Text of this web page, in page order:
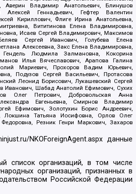
Аверин Владимир Анатольевич, Блинушов
Геннадьевич, Гефтер Валентин
Кириллович, Флиге Ирина Анатольевна,
Вититинова Елена Владимировна,
Исаев Сергей Владимирович, Максимов
Сергей Иванович, Голубева Елена
Алексеевна, Закс Елена Владимировна,
Людмила Залмановна, Кокорина
Илья Вячеславович, Арапова Галина
Мариевич, Прохоров Вадим Юрьевич,
Подузов Сергей Васильевич, Протасова
Леонид Борисович, Лукашевский Сергей
Иванович, Шабад Анатолий Ефимович, Сухих
Олег Петрович, Добровольская Анна
Евгеньевна, Смирнов Владимир
Ефимович, Золотухин Борис Андреевич,
Локшина Татьяна Иосифовна, Орлов Олег
Резник Генри Маркович, Захаров
NKOForeignAgent.aspxданные
список организаций, в том числе
организаций, признанных в
Российской Федерации